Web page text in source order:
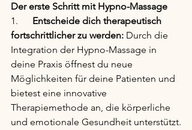
Der erste Schritt mit Hypno-Massage
1. Entscheide dich therapeutisch
fortschrittlicher zu werden: Durch die
Integration der Hypno-Massage in
deine Praxis öffnest du neue
Möglichkeiten für deine Patienten und
bietest eine innovative
Therapiemethode an, die körperliche
und emotionale Gesundheit unterstützt.